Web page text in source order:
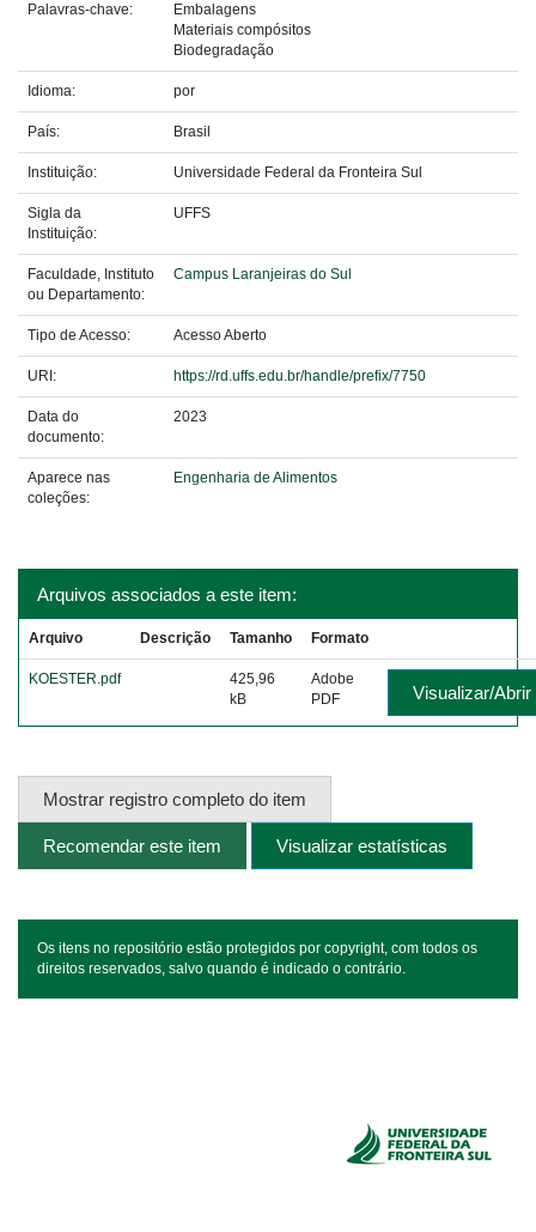
Palavras-chave:
Embalagens
Materiais compósitos
Biodegradação
Idioma: por
País: Brasil
Instituição: Universidade Federal da Fronteira Sul
Sigla da
Instituição:
UFFS
Faculdade, Instituto
ou Departamento:
Campus Laranjeiras do Sul
Tipo de Acesso: Acesso Aberto
URI: https://rd.uffs.edu.br/handle/prefix/7750
Data do
documento:
2023
Aparece nas
coleções:
Engenharia de Alimentos
Arquivos associados a este item:
Arquivo Descrição Tamanho Formato
KOESTER.pdf
425,96
kB
Adobe
PDF
Visualizar/Abrir
Mostrar registro completo do item
Recomendar este item Visualizar estatísticas
Os itens no repositório estão protegidos por copyright, com todos os
direitos reservados, salvo quando é indicado o contrário.